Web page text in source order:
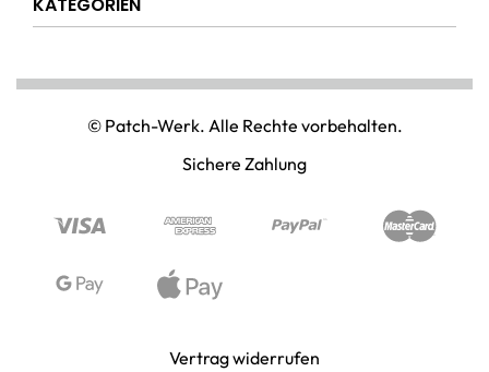
Versandkostenpauschale
Mein Konto
PAINTBALL & AIRSOFT
PUNISHER & SKULLS
WIKINGER & MITTELALTERWELTEN
© Patch-Werk. Alle Rechte vorbehalten.
Sichere Zahlung
Vertrag widerrufen